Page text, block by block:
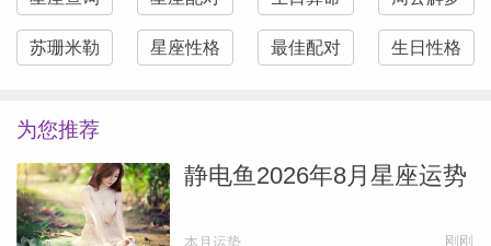
苏珊米勒 星座性格 最佳配对 生日性格
为您推荐
静电鱼2026年8月星座运势
本月运势 刚刚